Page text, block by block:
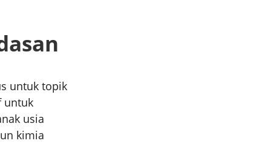
untuk topik
untuk
usia
kimia